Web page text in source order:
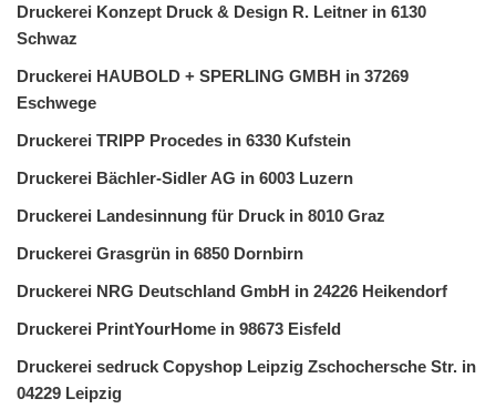
Druckerei Konzept Druck & Design R. Leitner in 6130
Schwaz
Druckerei HAUBOLD + SPERLING GMBH in 37269
Eschwege
Druckerei TRIPP Procedes in 6330 Kufstein
Druckerei Bächler-Sidler AG in 6003 Luzern
Druckerei Landesinnung für Druck in 8010 Graz
Druckerei Grasgrün in 6850 Dornbirn
Druckerei NRG Deutschland GmbH in 24226 Heikendorf
Druckerei PrintYourHome in 98673 Eisfeld
Druckerei sedruck Copyshop Leipzig Zschochersche Str. in
04229 Leipzig